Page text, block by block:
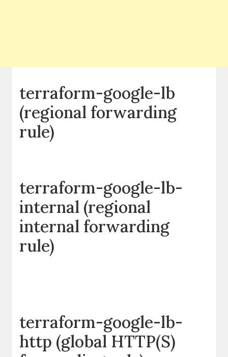
terraform-google-lb
(regional forwarding
rule)
terraform-google-lb-
internal (regional
internal forwarding
rule)
terraform-google-lb-
http (global HTTP(S)